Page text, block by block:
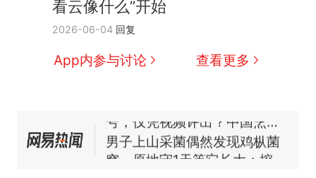
看云像什么”开始
2026-06-04 回复
App内参与讨论 查看更多
热 那个在床头放菜刀的女孩，
因老师一句“跟我回家”改写了
人生
新 制裁瓜子饺子，美国怕什
协会回应
男子上山采菌偶然发现鸡枞菌
窝，原地守1天等它长大：挖了